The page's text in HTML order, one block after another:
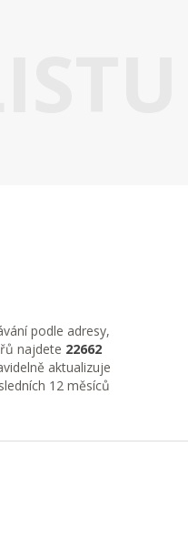
podle adresy,
najdete 22662
aktualizuje
12 měsíců